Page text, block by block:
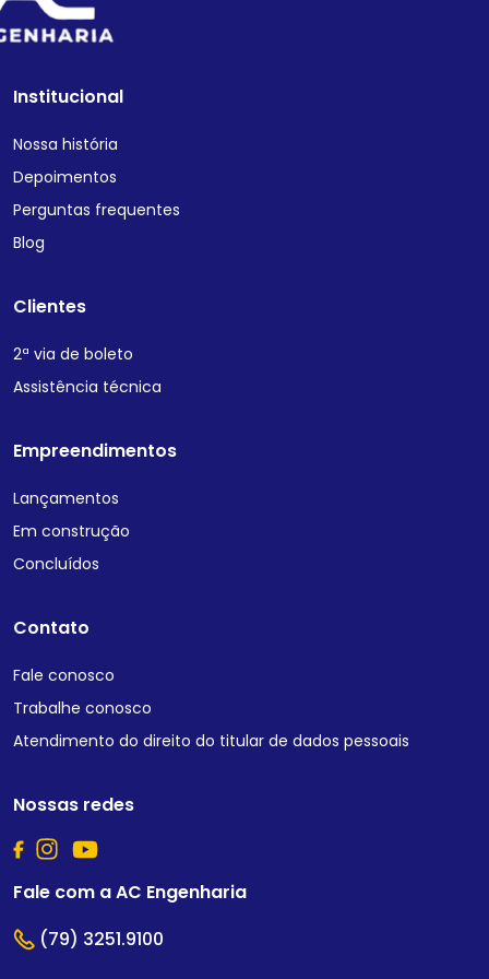
Institucional
Nossa história
Depoimentos
Perguntas frequentes
Blog
Clientes
2ª via de boleto
Assistência técnica
Empreendimentos
Lançamentos
Em construção
Concluídos
Contato
Fale conosco
Trabalhe conosco
Atendimento do direito do titular de dados pessoais
Nossas redes
Fale com a AC Engenharia
(79) 3251.9100